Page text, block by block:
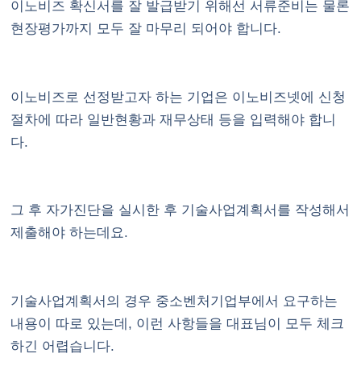
이노비즈 확신서를 잘 발급받기 위해선 서류준비는 물론
현장평가까지 모두 잘 마무리 되어야 합니다.
이노비즈로 선정받고자 하는 기업은 이노비즈넷에 신청
절차에 따라 일반현황과 재무상태 등을 입력해야 합니
다.
그 후 자가진단을 실시한 후 기술사업계획서를 작성해서
제출해야 하는데요.
기술사업계획서의 경우 중소벤처기업부에서 요구하는
내용이 따로 있는데, 이런 사항들을 대표님이 모두 체크
하긴 어렵습니다.